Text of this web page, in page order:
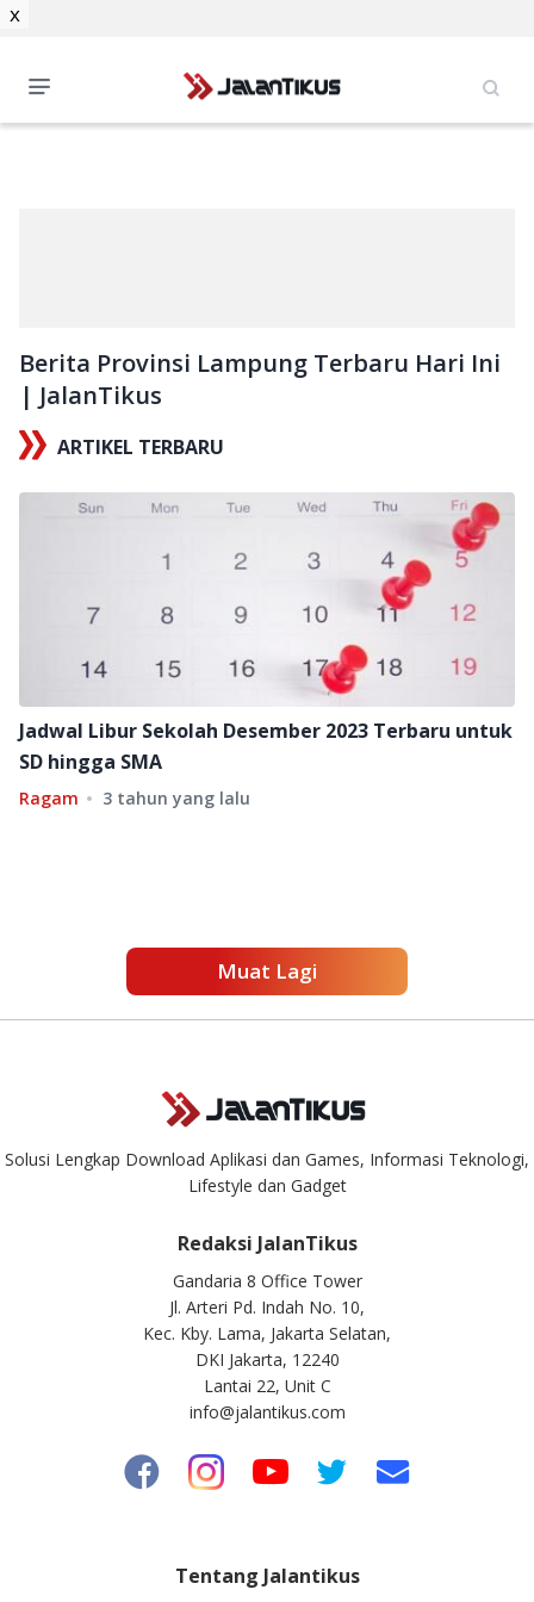
Berita Provinsi Lampung Terbaru Hari Ini
| JalanTikus
ARTIKEL TERBARU
Jadwal Libur Sekolah Desember 2023 Terbaru untuk
SD hingga SMA
Ragam 3 tahun yang lalu
Muat Lagi
x
Solusi Lengkap Download Aplikasi dan Games, Informasi Teknologi,
Lifestyle dan Gadget
Redaksi JalanTikus
Gandaria 8 Office Tower
Jl. Arteri Pd. Indah No. 10,
Kec. Kby. Lama, Jakarta Selatan,
DKI Jakarta, 12240
Lantai 22, Unit C
info@jalantikus.com
Tentang Jalantikus